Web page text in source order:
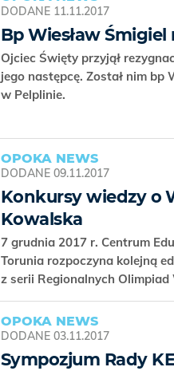
DODANE 11.11.2017
Bp Wiesław
Ojciec Święty przyjął
jego następcę. Został nim
w Pelplinie.
OPOKA NEWS
DODANE 09.11.2017
Konkursy wiedzy o
Kowalska
7 grudnia 2017 r. Centrum
Torunia rozpoczyna kolejną
z serii Regionalnych
OPOKA NEWS
DODANE 03.11.2017
Sympozjum Rady